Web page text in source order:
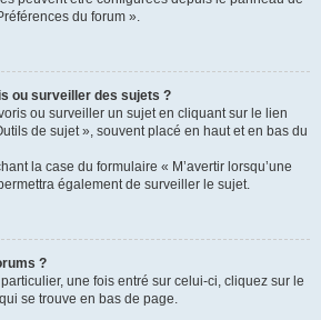
du forum ».
ou surveiller des sujets ?
ou surveiller un sujet en cliquant sur le lien
de sujet », souvent placé en haut et en bas du
la case du formulaire « M’avertir lorsqu’une
également de surveiller le sujet.
?
une fois entré sur celui-ci, cliquez sur le
se trouve en bas de page.